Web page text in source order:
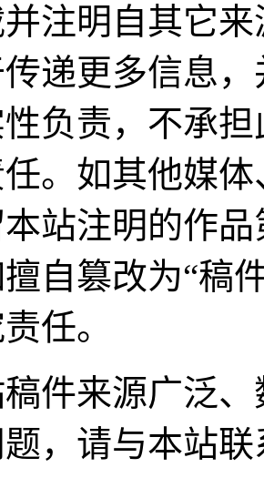
注明自其它
传递更多信息
负责，不承
。如其他媒
站注明的作
自篡改为“稿
任。
件来源广泛
，请与本站